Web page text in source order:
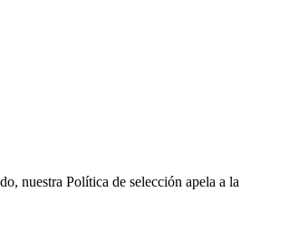
nuestra Política de selección apela a la